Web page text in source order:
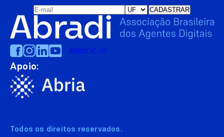
ASSOCIE-SE
Apoio:
Todos os direitos reservados.